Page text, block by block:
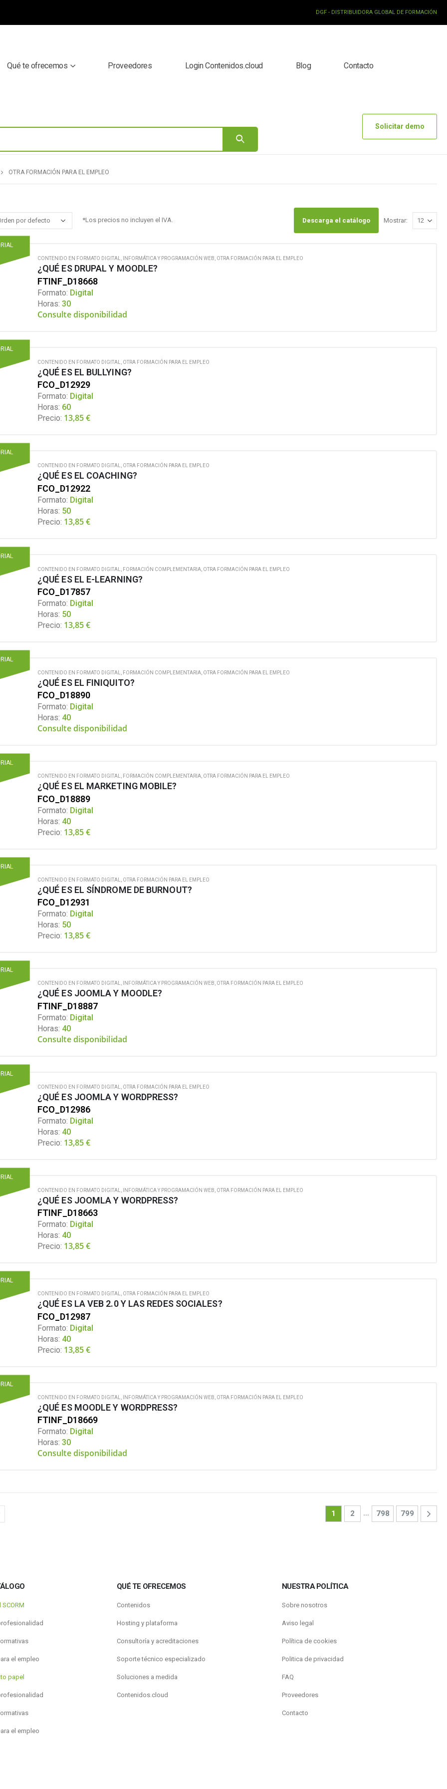
DGF - DISTRIBUIDORA GLOBAL DE FORMACIÓN
Qué te ofrecemos Proveedores Login Contenidos.cloud Blog Contacto
Solicitar demo
OTRA FORMACIÓN PARA EL EMPLEO
*Los precios no incluyen el IVA. Descarga el catálogo Mostrar:
CONTENIDO EN FORMATO DIGITAL, INFORMÁTICA Y PROGRAMACIÓN WEB, OTRA FORMACIÓN PARA EL EMPLEO
¿QUÉ ES DRUPAL Y MOODLE?
FTINF_D18668
Formato: Digital
Horas: 30
Consulte disponibilidad
CONTENIDO EN FORMATO DIGITAL OTRA FORMACIÓN PARA EL EMPLEO
¿QUÉ ES EL BULLYING?
FCO_D12929
Formato: Digital
Horas: 60
Precio: 13,85€
CONTENIDO EN FORMATO DIGITAL OTRA FORMACIÓN PARA EL EMPLEO
¿QUÉ ES EL COACHING?
FCO_D12922
Formato: Digital
Horas: 50
Precio: 13,85€
CONTENIDO EN FORMATO DIGITAL FORMACIÓN COMPLEMENTARIA OTRA FORMACIÓN PARA EL EMPLEO
¿QUÉ ES EL E-LEARNING?
FCO_D17857
Formato: Digital
Horas: 50
Precio: 13,85€
CONTENIDO EN FORMATO DIGITAL FORMACIÓN COMPLEMENTARIA OTRA FORMACIÓN PARA EL EMPLEO
¿QUÉ ES EL FINIQUITO?
FCO_D18890
Formato: Digital
Horas: 40
Consulte disponibilidad
CONTENIDO EN FORMATO DIGITAL, FORMACIÓN COMPLEMENTARIA, OTRA FORMACIÓN PARA EL EMPLEO
¿QUÉ ES EL MARKETING MOBILE?
FCO_D18889
Formato: Digital
Horas: 40
Precio: 13,85€
CONTENIDO EN FORMATO DIGITAL OTRA FORMACIÓN PARA EL EMPLEO
¿QUÉ ES EL SÍNDROME DE BURNOUT?
FCO_D12931
Formato: Digital
Horas: 50
Precio: 13,85€
CONTENIDO EN FORMATO DIGITAL INFORMÁTICA Y PROGRAMACIÓN WEB OTRA FORMACIÓN PARA EL EMPLEO
¿QUÉ ES JOOMLA Y MOODLE?
FTINF_D18887
Formato: Digital
Horas: 40
Consulte disponibilidad
CONTENIDO EN FORMATO DIGITAL OTRA FORMACIÓN PARA EL EMPLEO
¿QUÉ ES JOOMLA Y WORDPRESS?
FCO_D12986
Formato: Digital
Horas: 40
Precio: 13,85€
CONTENIDO EN FORMATO DIGITAL INFORMÁTICA Y PROGRAMACIÓN WEB OTRA FORMACIÓN PARA EL EMPLEO
¿QUÉ ES JOOMLA Y WORDPRESS?
FTINF_D18663
Formato: Digital
Horas: 40
Precio: 13,85€
CONTENIDO EN FORMATO DIGITAL, OTRA FORMACIÓN PARA EL EMPLEO
¿QUÉ ES LA VEB 2.0 Y LAS REDES SOCIALES?
FCO_D12987
Formato: Digital
Horas: 40
Precio: 13,85€
CONTENIDO EN FORMATO DIGITAL INFORMÁTICA Y PROGRAMACIÓN WEB OTRA FORMACIÓN PARA EL EMPLEO
¿QUÉ ES MOODLE Y WORDPRESS?
FTINF_D18669
Formato: Digital
Horas: 30
Consulte disponibilidad
1 2 … 798 799
el empleo
papel
el empleo
QUÉ TE OFRECEMOS
Contenidos
Hosting y plataforma
Consultoría y acreditaciones
Soporte técnico especializado
Soluciones a medida
Contenidos.cloud
NUESTRA POLÍTICA
Sobre nosotros
Aviso legal
Política de cookies
Politica de privacidad
FAQ
Proveedores
Contacto